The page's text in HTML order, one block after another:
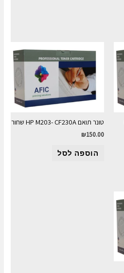
טונר תואם HP M203- CF230A שחור
₪150.00
הוספה לסל